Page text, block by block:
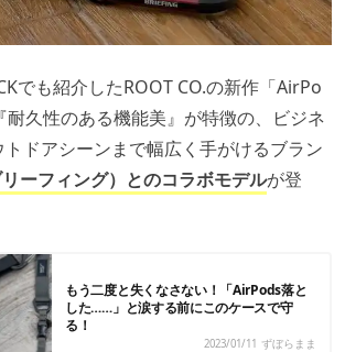
でも紹介したROOT CO.の新作「AirPo
耐久性のある機能美』が特徴の、ビジネ
ドアシーンまで幅広く手がけるブラン
ーフィング）とのコラボモデルが登
もう二度と失くなさない！「AirPods落と
した……」と涙する前にこのケースで守
る！
2023/01/11 ずぼらまま